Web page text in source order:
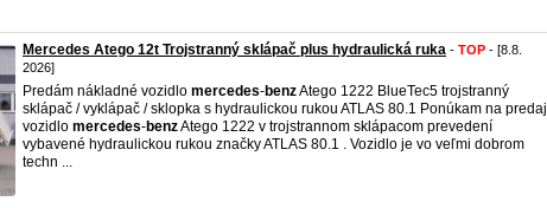
Mercedes Atego 12t Trojstranný sklápač plus hydraulická ruka - TOP - [8.8.
2026]
Predám nákladné vozidlo mercedes-benzAtego 1222 BlueTec5 trojstranný
sklápač / vyklápač / sklopka s hydraulickou rukou ATLAS 80.1 Ponúkam na predaj
vozidlo mercedes-benzAtego 1222 v trojstrannom sklápacom prevedení
vybavené hydraulickou rukou značky ATLAS 80.1 . Vozidlo je vo veľmi dobrom
techn ...